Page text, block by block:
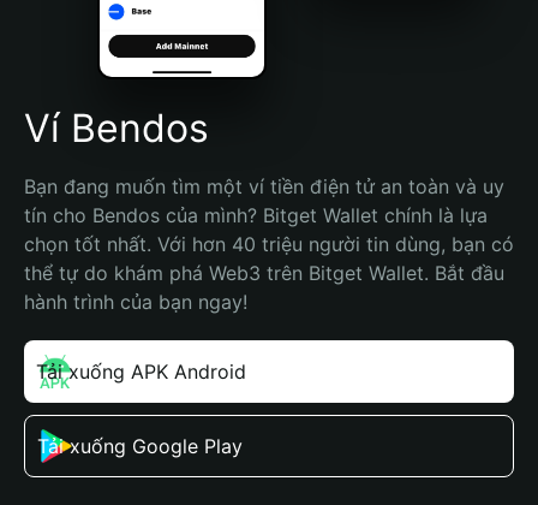
Português (Brasil)
Español (Argentina)
Ví Bendos
Bạn đang muốn tìm một ví tiền điện tử an toàn và uy
tín cho Bendos của mình? Bitget Wallet chính là lựa
chọn tốt nhất. Với hơn 40 triệu người tin dùng, bạn có
thể tự do khám phá Web3 trên Bitget Wallet. Bắt đầu
hành trình của bạn ngay!
Tải xuống APK Android
Tải xuống Google Play